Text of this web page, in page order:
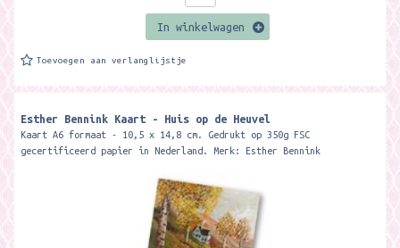
In winkelwagen
Toevoegen aan verlanglijstje
Esther Bennink Kaart - Huis op de Heuvel
Kaart A6 formaat - 10,5 x 14,8 cm. Gedrukt op 350g FSC
gecertificeerd papier in Nederland. Merk: Esther Bennink